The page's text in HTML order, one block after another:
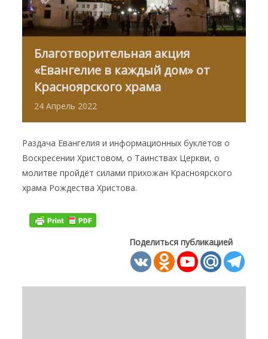
Благотворительная акция
«Евангелие в каждый дом» от
Красноярского храма
24 Апрель 2022
Раздача Евангелия и информационных буклетов о
Воскресении Христовом, о Таинствах Церкви, о
молитве пройдёт силами прихожан Красноярского
храма Рождества Христова.
Поделиться публикацией